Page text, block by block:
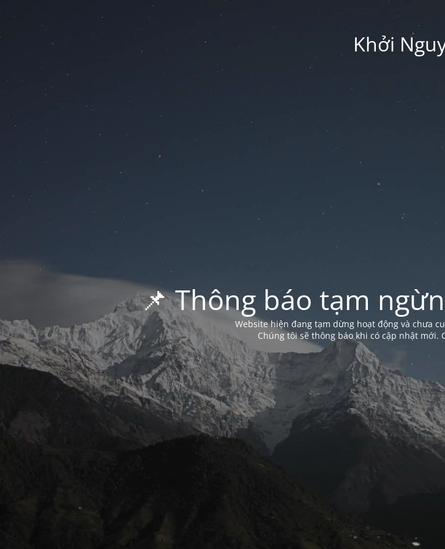
Khởi
📌 Thông báo tạm
Website hiện đang tạm dừng hoạt động và chưa
Chúng tôi sẽ thông báo khi có cập nhật mới.